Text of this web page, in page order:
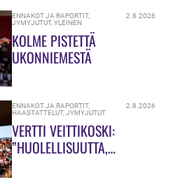
ENNAKOT JA RAPORTIT,
JYMYJUTUT,YLEINEN
2.8.2026
KOLME PISTETTÄ
UKONNIEMESTÄ
ENNAKOT JA RAPORTIT,
HAASTATTELUT,JYMYJUTUT
2.8.2026
VERTTI VEITTIKOSKI:
”HUOLELLISUUTTA,